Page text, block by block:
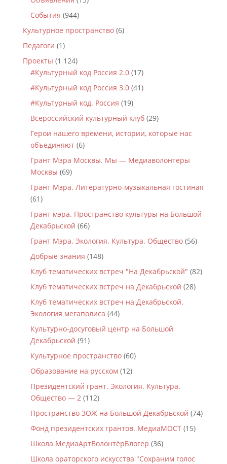
События (944)
Культурное пространство(6)
Педагоги (1)
Проекты (1 124)
#Культурный код Россия 2.0(17)
#Культурный код Россия 3.0(41)
#Культурный код. Россия (19)
Всероссийский культурный клуб(29)
Герои нашего времени, истории, которые нас
объединяют(6)
Грант Мэра Москвы. Мы — Медиаволонтеры
Москвы (69)
Грант Мэра. Литературно-музыкальная гостиная
(61)
Грант мэра. Пространство культуры на Большой
Декабрьской (66)
Грант Мэра. Экология. Культура. Общество(56)
Добрые знания (148)
Клуб тематических встреч "На Декабрьской" (82)
Клуб тематических встреч на Декабрьской (28)
Клуб тематических встреч на Декабрьской.
Экология мегаполиса (44)
Культурно-досуговый центр на Большой
Декабрьской (91)
Культурное пространство(60)
Образование на русском (12)
Президентский грант. Экология. Культура.
Общество — 2(112)
Пространство ЗОЖ на Большой Декабрьской (74)
Фонд президентских грантов. МедиаМОСТ(15)
Школа МедиаАртВолонтёрБлогер (36)
Школа ораторского искусства "Сохраним голос